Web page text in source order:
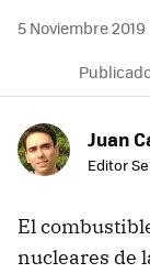
5 Noviembre 2019
Juan
Editor
El
nucleares de